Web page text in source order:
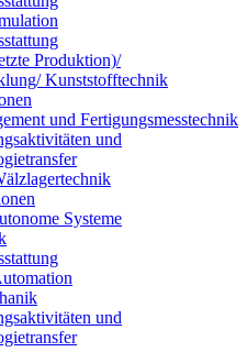
Produktion)/
Kunststofftechnik
und Fertigungsmesstechnik
und
Systeme
und